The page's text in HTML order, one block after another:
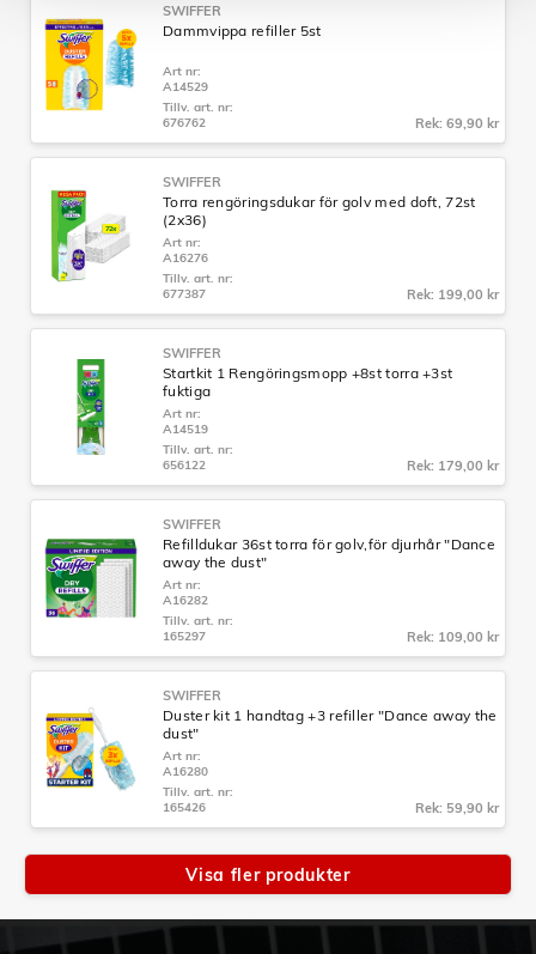
SWIFFER
Dammvippa refiller 5st
Art nr:
A14529
Tillv. art. nr:
676762
Rek: 69,90 kr
SWIFFER
Torra rengöringsdukar för golv med doft, 72st
(2x36)
Art nr:
A16276
Tillv. art. nr:
677387
Rek: 199,00 kr
SWIFFER
Startkit 1 Rengöringsmopp +8st torra +3st
fuktiga
Art nr:
A14519
Tillv. art. nr:
656122
Rek: 179,00 kr
SWIFFER
Refilldukar 36st torra för golv,för djurhår "Dance
away the dust"
Art nr:
A16282
Tillv. art. nr:
165297
Rek: 109,00 kr
SWIFFER
Duster kit 1 handtag +3 refiller "Dance away the
dust"
Art nr:
A16280
Tillv. art. nr:
165426
Rek: 59,90 kr
Visa fler produkter